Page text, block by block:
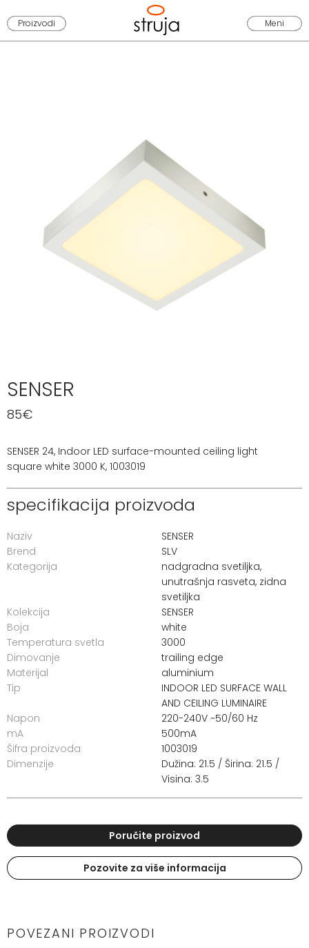
Proizvodi Meni
SENSER
85€
SENSER 24, Indoor LED surface-mounted ceiling light
square white 3000 K, 1003019
specifikacija proizvoda
Naziv
SENSER
Brend
SLV
Kategorija
nadgradna svetiljka,
unutrašnja rasveta, zidna
svetiljka
Kolekcija
SENSER
Boja
white
Temperatura svetla
3000
Dimovanje
trailing edge
Materijal
aluminium
Tip
INDOOR LED SURFACE WALL
AND CEILING LUMINAIRE
Napon
220-240V ~50/60 Hz
mA
500mA
Šifra proizvoda
1003019
Dimenzije
Dužina: 21.5 / Širina: 21.5 /
Visina: 3.5
Poručite proizvod
Pozovite za više informacija
POVEZANI PROIZVODI